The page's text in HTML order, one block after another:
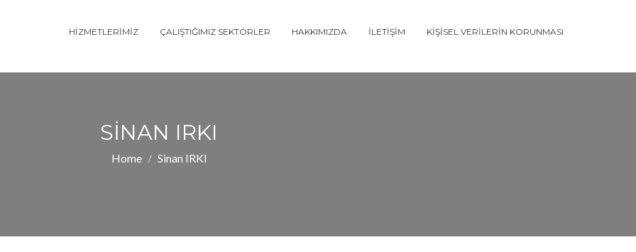
HIZMETLERIMIZ ÇALIŞTIĞIMIZ SEKTÖRLER HAKKIMIZDA İLETIŞIM KIŞISEL VERILERIN KORUNMASI
SINAN IRKI
Home Sinan IRKI